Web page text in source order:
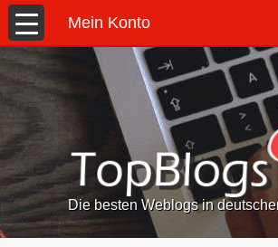
Mein Konto
Die besten Weblogs in